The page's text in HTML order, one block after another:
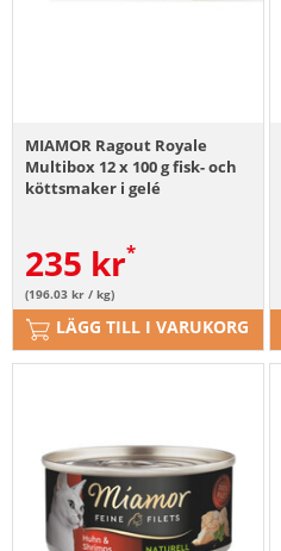
MIAMOR Ragout Royale
Multibox 12 x 100 g fisk- och
köttsmaker i gelé
235 kr
(196.03 kr / kg)
LÄGG TILL I VARUKORG